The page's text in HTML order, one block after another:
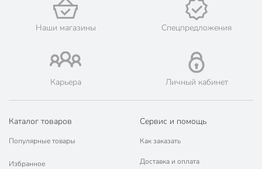
🛍 Скидки, акции, распродажи каждый день!
📜 Только оригинальная продукция. Интернет-гипермаркет
Порядок - официальный представитель ведущих мировых
Наши магазины Спецпредложения
Карьера Личный кабинет
Каталог товаров
Популярные товары
Избранное
Сервис и помощь
Как заказать
Доставка и оплата